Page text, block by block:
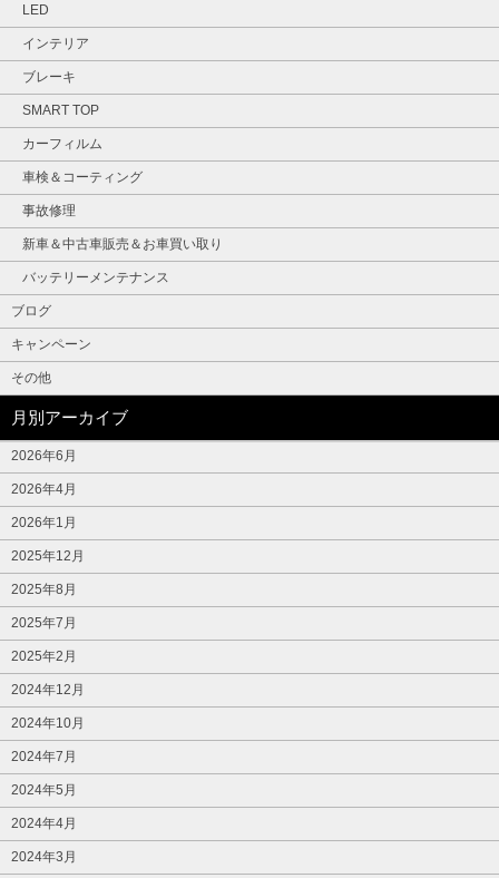
LED
インテリア
ブレーキ
SMART TOP
カーフィルム
車検＆コーティング
事故修理
新車＆中古車販売＆お車買い取り
バッテリーメンテナンス
ブログ
キャンペーン
その他
月別アーカイブ
2026年6月
2026年4月
2026年1月
2025年12月
2025年8月
2025年7月
2025年2月
2024年12月
2024年10月
2024年7月
2024年5月
2024年4月
2024年3月